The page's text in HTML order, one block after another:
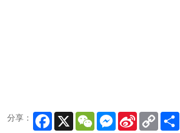
分享： Facebook
X WeChatMessenger
Sina
Weibo
Copy
Link